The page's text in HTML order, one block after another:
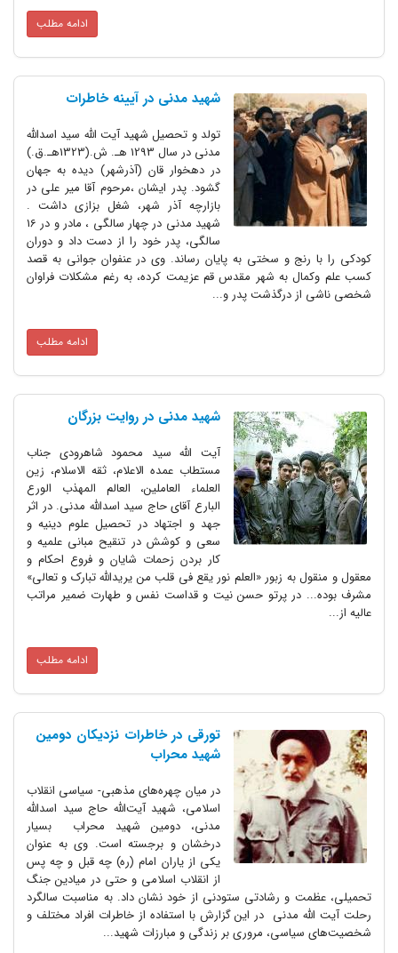
ادامه مطلب
شهید مدنی در آیینه خاطرات
تولد و تحصیل شهید آیت الله سید اسدالله
مدنی در سال 1293 هـ. ش.(1323هـ.ق.)
در دهخوار قان (آذرشهر) دیده به جهان
گشود. پدر ایشان ،مرحوم آقا میر علی در
بازارچه آذر شهر، شغل بزازی داشت .
شهید مدنی در چهار سالگی ، مادر و در 16
سالگی، پدر خود را از دست داد و دوران
کودکی را با رنج و سختی به پایان رساند. وی در عنفوان جوانی به قصد
کسب علم وکمال به شهر مقدس قم عزیمت کرده، به رغم مشکلات فراوان
شخصی ناشی از درگذشت پدر و...
ادامه مطلب
شهید مدنی در روایت بزرگان
آیت الله سید محمود شاهرودی جناب
مستطاب عمده الاعلام، ثقه الاسلام، زین
العلماء العاملین، العالم المهذب الورع
البارع آقای حاج سید اسدالله مدنی. در اثر
جهد و اجتهاد در تحصیل علوم دینیه و
سعی و کوشش در تنقیح مبانی علمیه و
کار بردن زحمات شایان و فروع احکام و
معقول و منقول به زبور «العلم نور یقع فی قلب من یریدالله تبارک و تعالی»
مشرف بوده... در پرتو حسن نیت و قداست نفس و طهارت ضمیر مراتب
عالیه از...
ادامه مطلب
تورقی در خاطرات نزدیکان دومین
شهید محراب
در میان چهره‌های مذهبی- سیاسی انقلاب
اسلامی، شهید آیت‌الله حاج سید اسدالله
مدنی، دومین شهید محراب بسیار
درخشان و برجسته است. وی به عنوان
یکی از یاران امام (ره) چه قبل و چه پس
از انقلاب اسلامی و حتی در میادین جنگ
تحمیلی، عظمت و رشادتی ستودنی از خود نشان داد. به مناسبت سالگرد
رحلت آیت الله مدنی در این گزارش با استفاده از خاطرات افراد مختلف و
شخصیت‌های سیاسی، مروری بر زندگی و مبارزات شهید...